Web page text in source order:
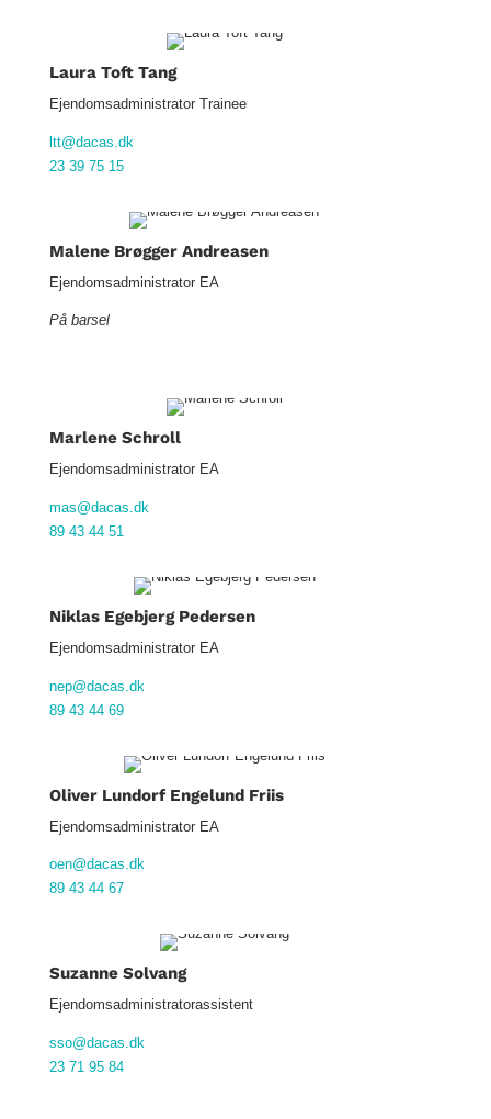
Laura Toft Tang
Ejendomsadministrator Trainee
ltt@dacas.dk
23 39 75 15
Malene Brøgger Andreasen
Ejendomsadministrator EA
På barsel
Marlene Schroll
Ejendomsadministrator EA
mas@dacas.dk
89 43 44 51
Niklas Egebjerg Pedersen
Ejendomsadministrator EA
nep@dacas.dk
89 43 44 69
Oliver Lundorf Engelund Friis
Ejendomsadministrator EA
oen@dacas.dk
89 43 44 67
Suzanne Solvang
Ejendomsadministratorassistent
sso@dacas.dk
23 71 95 84